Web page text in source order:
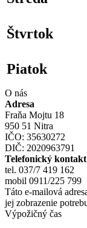
Štvrtok
Piatok
O nás
Adresa
Fraňa Mojtu 18
950 51 Nitra
IČO: 35630272
DIČ: 2020963791
Telefonický kontakt
tel. 037/7 419 162
mobil 0911/225 799
Táto e-mailová
jej zobrazenie
Výpožičný čas